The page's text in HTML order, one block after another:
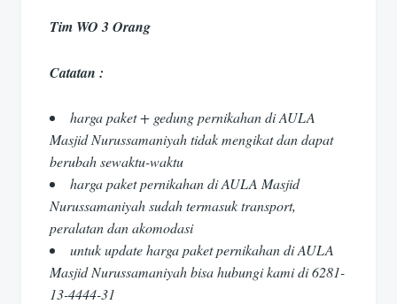
Tim WO 3 Orang
Catatan :
harga paket + gedung pernikahan di AULA
Masjid Nurussamaniyah tidak mengikat dan dapat
berubah sewaktu-waktu
harga paket pernikahan di AULA Masjid
Nurussamaniyah sudah termasuk transport,
peralatan dan akomodasi
untuk update harga paket pernikahan di AULA
Masjid Nurussamaniyah bisa hubungi kami di 6281-
13-4444-31